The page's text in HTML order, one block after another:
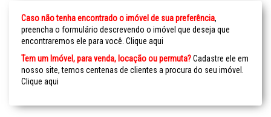
Caso não tenha encontrado o imóvel de sua preferência,
preencha o formulário descrevendo o imóvel que deseja que
encontraremos ele para você. Clique aqui
Tem um Imóvel, para venda, locação ou permuta?Cadastre ele em
nosso site, temos centenas de clientes a procura do seu imóvel.
Clique aqui